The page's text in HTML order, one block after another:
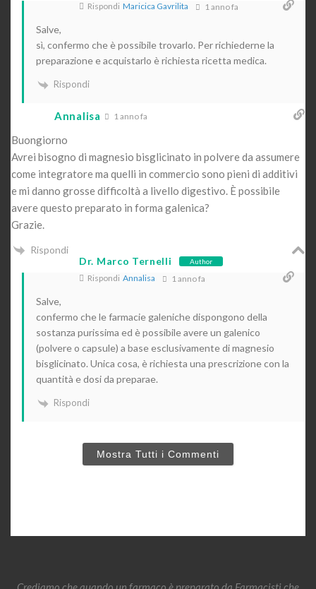
Rispondi Maricica Gavrilita 1 anno fa
Salve,
sì, confermo che è possibile trovarlo. Per richiederne la
preparazione e acquistarlo è richiesta ricetta medica.
Rispondi
Annalisa 1 anno fa
Buongiorno
Avrei bisogno di magnesio bisglicinato in polvere da assumere
come integratore ma quelli in commercio sono pieni di additivi
e mi danno grosse difficoltà a livello digestivo. È possibile
avere questo preparato in forma galenica?
Grazie.
Rispondi
Dr. Marco Ternelli
Author
Rispondi Annalisa 1 anno fa
Salve,
confermo che le farmacie galeniche dispongono della
sostanza purissima ed è possibile avere un galenico
(polvere o capsule) a base esclusivamente di magnesio
bisglicinato. Unica cosa, è richiesta una prescrizione con la
quantità e dosi da preparae.
Rispondi
Mostra Tutti i Commenti